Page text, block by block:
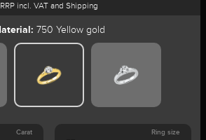
RRP incl. VAT and Shipping
750 Yellow gold
Carat Ring size